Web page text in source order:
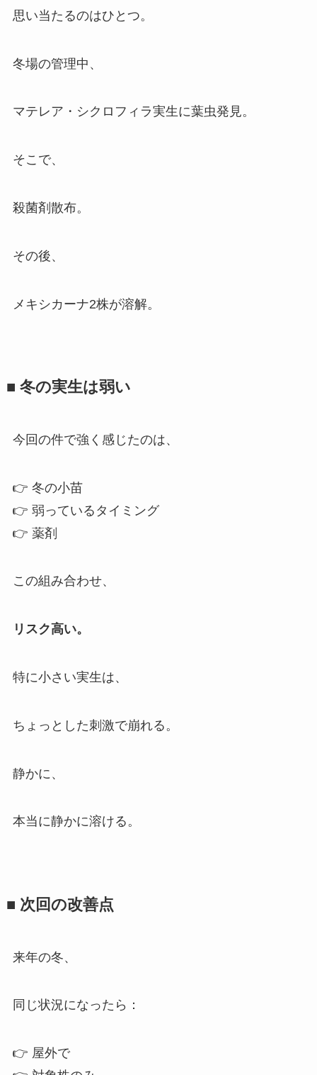
思い当たるのはひとつ。
冬場の管理中、
マテレア・シクロフィラ実生に葉虫発見。
そこで、
殺菌剤散布。
その後、
メキシカーナ2株が溶解。
■ 冬の実生は弱い
今回の件で強く感じたのは、
👉 冬の小苗
👉 弱っているタイミング
👉 薬剤
この組み合わせ、
リスク高い。
特に小さい実生は、
ちょっとした刺激で崩れる。
静かに、
本当に静かに溶ける。
■ 次回の改善点
来年の冬、
同じ状況になったら：
👉 屋外で